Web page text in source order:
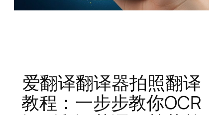
爱翻译翻译器拍照翻译
教程：一步步教你OCR